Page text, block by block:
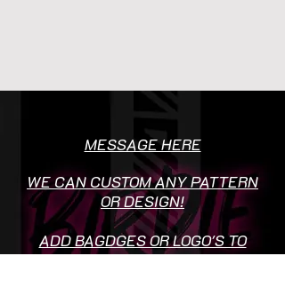
MESSAGE HERE
WE CAN CUSTOM ANY PATTERN
OR DESIGN!
ADD BAGDGES OR LOGO'S TO
SOCIETY SHIRTS FREE OF